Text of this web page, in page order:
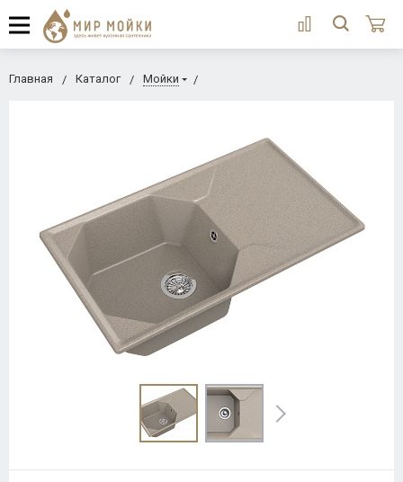
Главная Каталог Мойки